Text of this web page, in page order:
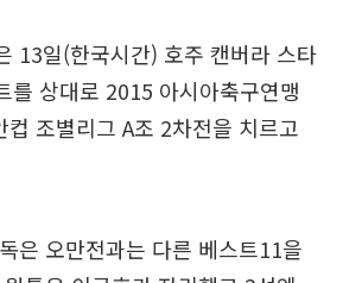
13일(한국시간) 호주 캔버라 스타
를 상대로 2015 아시아축구연맹
컵 조별리그 A조 2차전을 치르고
은 오만전과는 다른 베스트11을